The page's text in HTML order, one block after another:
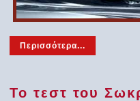
Περισσότερα...
Το τεστ του